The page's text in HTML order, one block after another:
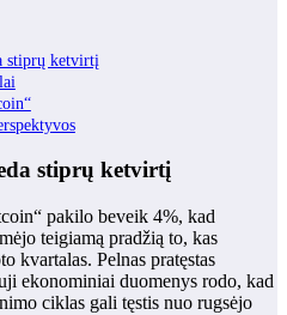
stiprų ketvirtį
stiprų ketvirtį
pakilo beveik 4%, kad
teigiamą pradžią to, kas
kvartalas. Pelnas pratęstas
ekonominiai duomenys rodo, kad
ciklas gali tęstis nuo rugsėjo